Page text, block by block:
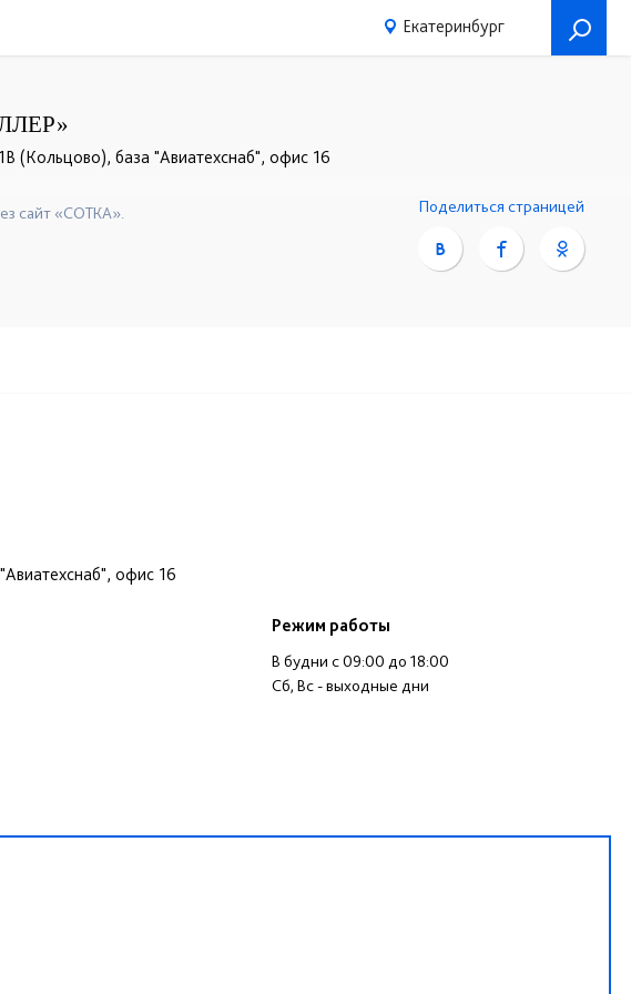
Екатеринбург
(Кольцово), база "Авиатехснаб", офис 16
сайт «СОТКА». Поделиться страницей
офис 16
Режим работы
В будни c 09:00 до 18:00
Сб, Вс - выходные дни